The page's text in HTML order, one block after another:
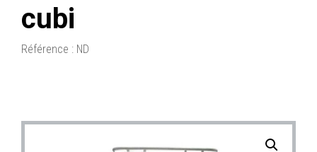
cubi
Référence : ND